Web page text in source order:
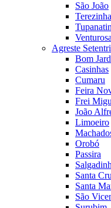
São João
Terezinha
Venturosa
Agreste
Bom
Casinhas
Cumaru
Feira
Frei
João
Limoeiro
Orobó
Passira
Santa
Santa
São